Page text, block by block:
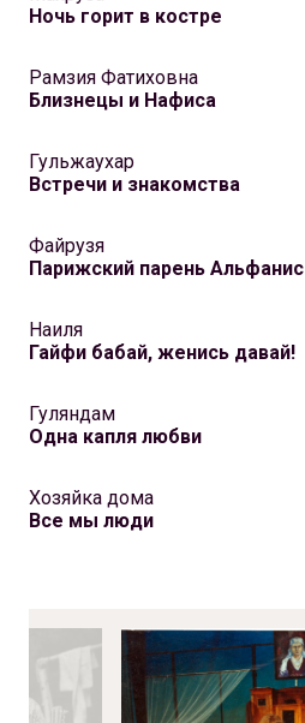
Ночь горит в костре
Рамзия Фатиховна
Близнецы и Нафиса
Гульжаухар
Встречи и знакомства
Файрузя
Парижский парень Альфанис
Наиля
Гайфи бабай, женись давай!
Гуляндам
Одна капля любви
Хозяйка дома
Все мы люди